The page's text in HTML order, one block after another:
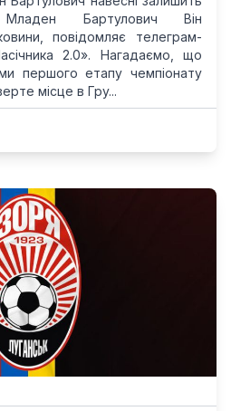
Бартулович Він
повідомляє телеграм-
2.0». Нагадаємо, що
першого етапу чемпіонату
місце в Гру...